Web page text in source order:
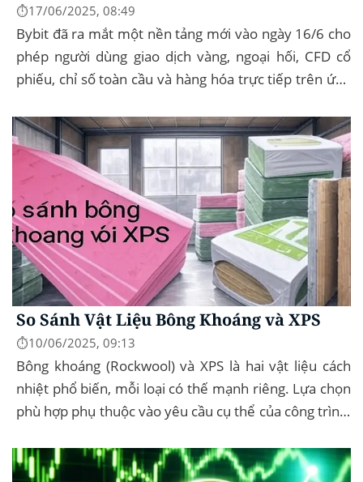
⏱️17/06/2025, 08:49
Bybit đã ra mắt một nền tảng mới vào ngày 16/6 cho
phép người dùng giao dịch vàng, ngoại hối, CFD cổ
phiếu, chỉ số toàn cầu và hàng hóa trực tiếp trên ứng
So Sánh Vật Liệu Bông Khoáng và XPS
⏱️10/06/2025, 09:13
Bông khoáng (Rockwool) và XPS là hai vật liệu cách
nhiệt phổ biến, mỗi loại có thế mạnh riêng. Lựa chọn
phù hợp phụ thuộc vào yêu cầu cụ thể của công trình,